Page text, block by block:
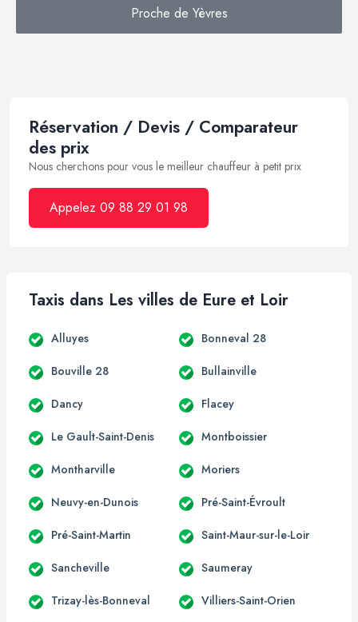
Proche de Yèvres
Réservation / Devis / Comparateur
des prix
Nous cherchons pour vous le meilleur chauffeur à petit prix
Appelez 09 88 29 01 98
Taxis dans Les villes de Eure et Loir
Alluyes Bonneval 28
Bouville 28 Bullainville
Dancy Flacey
Le Gault-Saint-Denis Montboissier
Montharville Moriers
Neuvy-en-Dunois Pré-Saint-Évroult
Pré-Saint-Martin Saint-Maur-sur-le-Loir
Sancheville Saumeray
Trizay-lès-Bonneval Villiers-Saint-Orien